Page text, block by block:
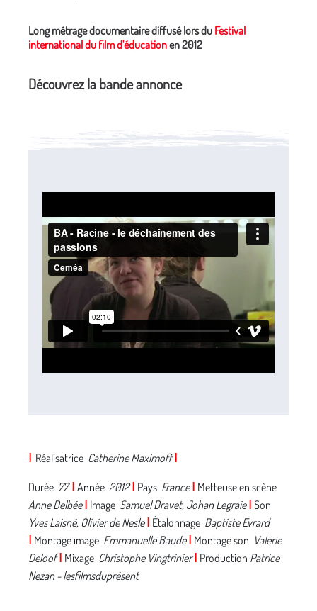
Long métrage documentaire diffusé lors du Festival
international du film d'éducationen 2012
Découvrez la bande annonce
Réalisatrice Catherine Maximoff
Durée 77' Année 2012 Pays France Metteuse en scène
Anne Delbée Image Samuel Dravet, Johan Legraie Son
Yves Laisné, Olivier de Nesle Étalonnage Baptiste Evrard
Montage image Emmanuelle Baude Montage son Valérie
Deloof Mixage Christophe Vingtrinier Production Patrice
Nezan - lesfilmsduprésent